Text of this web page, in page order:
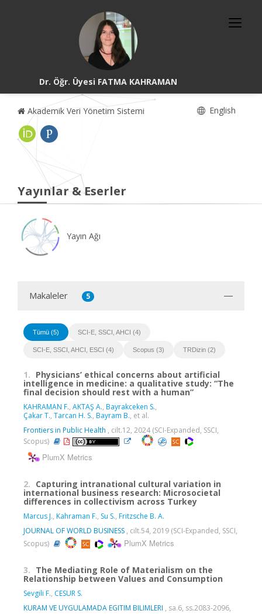
Dr. Öğr. Üyesi FATMA KAHRAMAN
Akademik Veri Yönetim Sistemi English
Yayınlar & Eserler
Yayın Ağı
Makaleler 5
Tümü (5) SCI-E, SSCI, AHCI (4)
SCI-E, SSCI, AHCI, ESCI (4) Scopus (3) TRDizin (2)
1. Physicians’ ethical concerns about artificial
intelligence in medicine: a qualitative study: “The
final decision should rest with a human”
KAHRAMAN F., AKTAŞ A., Bayrakceken S.,
Çakar T., Tarcan H. S., Bayram B., et al.
Frontiers in Public Health , cilt.12, 2024 (SCI-Expanded, SSCI,
Scopus)
PlumX Metrics
2. Capturing intranational cultural variation in
international business research: Microsocietal
differences in collectivism across Turkey
Marcus J., Kahraman F., Su S., Fritzsche B. A.
JOURNAL OF WORLD BUSINESS , cilt.54, 2019 (SCI-Expanded, SSCI,
Scopus)
PlumX Metrics
3. The Mediating Role of Materialism on the
Relationship between Values and Consumption
Sevgili F., CESUR S.
KURAM VE UYGULAMADA EGITIM BILIMLERI , sa.6, ss.2083-2096,